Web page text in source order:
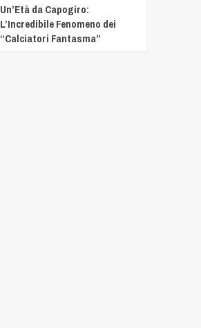
Un’Età da Capogiro:
L’Incredibile Fenomeno dei
“Calciatori Fantasma”